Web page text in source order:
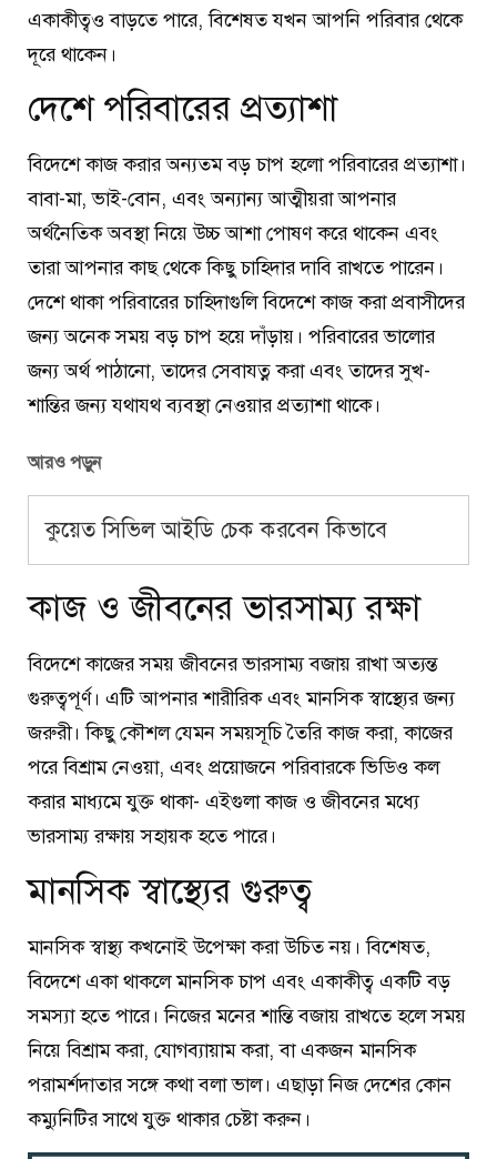
একাকীত্বও বাড়তে পারে, বিশেষত যখন আপনি পরিবার থেকে
দূরে থাকেন।
দেশে পরিবারের প্রত্যাশা
বিদেশে কাজ করার অন্যতম বড় চাপ হলো পরিবারের প্রত্যাশা।
বাবা-মা, ভাই-বোন, এবং অন্যান্য আত্মীয়রা আপনার
অর্থনৈতিক অবস্থা নিয়ে উচ্চ আশা পোষণ করে থাকেন এবং
তারা আপনার কাছ থেকে কিছু চাহিদার দাবি রাখতে পারেন।
দেশে থাকা পরিবারের চাহিদাগুলি বিদেশে কাজ করা প্রবাসীদের
জন্য অনেক সময় বড় চাপ হয়ে দাঁড়ায়। পরিবারের ভালোর
জন্য অর্থ পাঠানো, তাদের সেবাযত্ন করা এবং তাদের সুখ-
শান্তির জন্য যথাযথ ব্যবস্থা নেওয়ার প্রত্যাশা থাকে।
আরও পড়ুন
কুয়েত সিভিল আইডি চেক করবেন কিভাবে
কাজ ও জীবনের ভারসাম্য রক্ষা
বিদেশে কাজের সময় জীবনের ভারসাম্য বজায় রাখা অত্যন্ত
গুরুত্বপূর্ণ। এটি আপনার শারীরিক এবং মানসিক স্বাস্থ্যের জন্য
জরুরী। কিছু কৌশল যেমন সময়সূচি তৈরি কাজ করা, কাজের
পরে বিশ্রাম নেওয়া, এবং প্রয়োজনে পরিবারকে ভিডিও কল
করার মাধ্যমে যুক্ত থাকা- এইগুলা কাজ ও জীবনের মধ্যে
ভারসাম্য রক্ষায় সহায়ক হতে পারে।
মানসিক স্বাস্থ্যের গুরুত্ব
মানসিক স্বাস্থ্য কখনোই উপেক্ষা করা উচিত নয়। বিশেষত,
বিদেশে একা থাকলে মানসিক চাপ এবং একাকীত্ব একটি বড়
সমস্যা হতে পারে। নিজের মনের শান্তি বজায় রাখতে হলে সময়
নিয়ে বিশ্রাম করা, যোগব্যায়াম করা, বা একজন মানসিক
পরামর্শদাতার সঙ্গে কথা বলা ভাল। এছাড়া নিজ দেশের কোন
কম্যুনিটির সাথে যুক্ত থাকার চেষ্টা করুন।